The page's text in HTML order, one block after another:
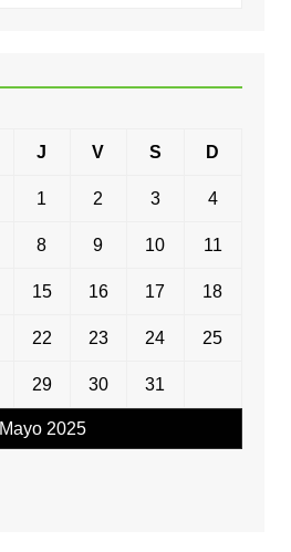
Mayo 2025
J V S D
1 2 3 4
8 9 10 11
15 16 17 18
22 23 24 25
29 30 31